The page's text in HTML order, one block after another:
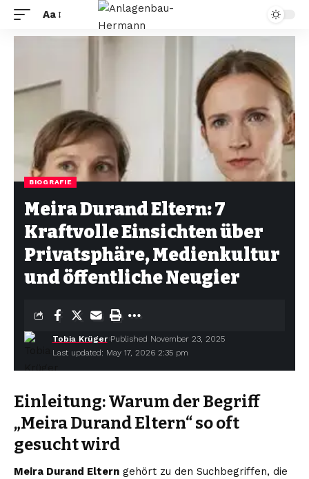
Aa
BIOGRAFIE
Meira Durand Eltern: 7
Kraftvolle Einsichten über
Privatsphäre, Medienkultur
und öffentliche Neugier
Last updated: May 17, 2026 2:35 pm
Tobia Krüger Published November 23, 2025
Einleitung: Warum der Begriff
„Meira Durand Eltern“ so oft
gesucht wird
Meira Durand Eltern gehört zu den Suchbegriffen, die